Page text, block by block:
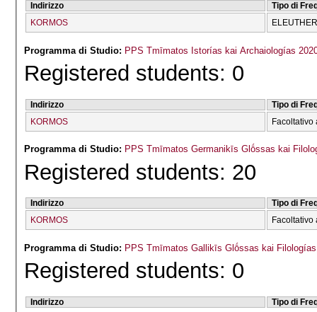
Indirizzo
Tipo di
KORMOS
Programma di Studio: PPS Tmīmatos Istorías kai Archaiologías
Registered students: 0
Indirizzo
Tipo di
KORMOS
Facoltativo
Programma di Studio: PPS Tmīmatos Germanikīs Glṓssas kai
Registered students: 20
Indirizzo
Tipo di
KORMOS
Facoltativo
Programma di Studio: PPS Tmīmatos Gallikīs Glṓssas kai Filologías
Registered students: 0
Indirizzo Tipo di